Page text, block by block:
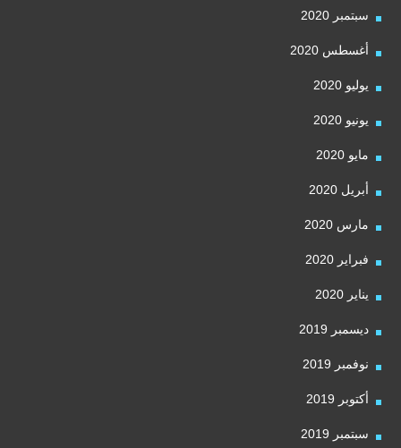
سبتمبر 2020
أغسطس 2020
يوليو 2020
يونيو 2020
مايو 2020
أبريل 2020
مارس 2020
فبراير 2020
يناير 2020
ديسمبر 2019
نوفمبر 2019
أكتوبر 2019
سبتمبر 2019